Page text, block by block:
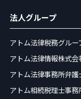
法人グループ
アトム法律税務グルー
アトム法律情報株式会
アトム法律事務所弁護
アトム相続税理士事務